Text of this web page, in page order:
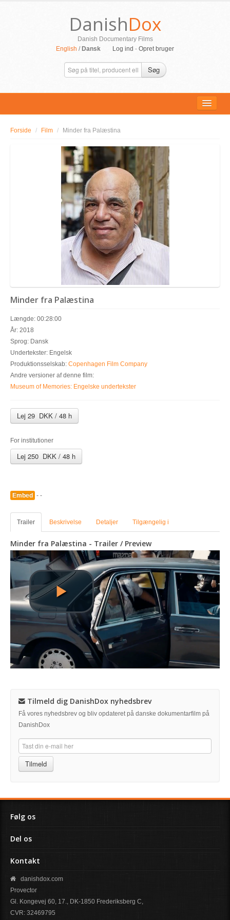
DanishDox
Danish Documentary Films
English / Dansk Log ind - Opret bruger
Søg
Forside / Film / Minder fra Palæstina
Minder fra Palæstina
Længde: 00:28:00
År: 2018
Sprog: Dansk
Undertekster: Engelsk
Produktionsselskab: Copenhagen Film Company
Andre versioner af denne film:
Museum of Memories: Engelske undertekster
Lej 29 DKK / 48 h
For institutioner
Lej 250 DKK / 48 h
Embed - -
Trailer Beskrivelse Detaljer Tilgængelig i
Minder fra Palæstina - Trailer / Preview
Tilmeld dig DanishDox nyhedsbrev
Få vores nyhedsbrev og bliv opdateret på danske dokumentarfilm på
DanishDox
Tilmeld
Følg os
Del os
Kontakt
danishdox.com
Provector
Gl. Kongevej 60, 17., DK-1850 Frederiksberg C,
CVR: 32469795